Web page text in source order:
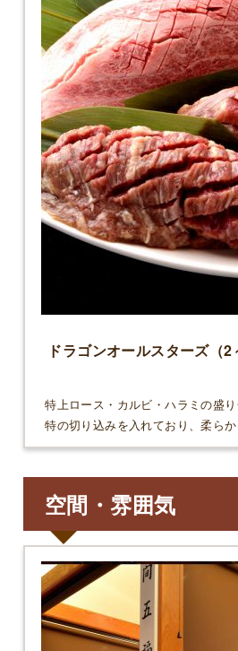
ドラゴンオールスターズ（2
特上ロース・カルビ・ハラミの盛
特の切り込みを入れており、柔らか
空間・雰囲気